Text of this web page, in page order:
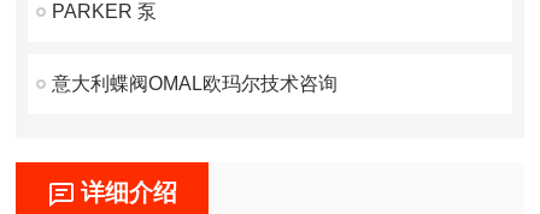
PARKER 泵
意大利蝶阀OMAL欧玛尔技术咨询
详细介绍